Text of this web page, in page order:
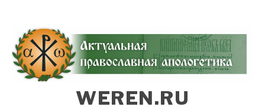
содержимому
WEREN.RU